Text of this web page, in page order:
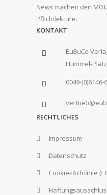
News machen den
Pflichtlektüre.
KONTAKT
EuBuCo
Hummel-
0049-(0)6146-
RECHTLICHES
Impressum
Datenschutz
Cookie-Richtlinie